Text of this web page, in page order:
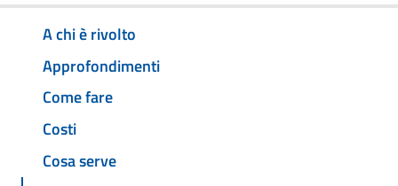
A chi è rivolto
Approfondimenti
Come fare
Costi
Cosa serve